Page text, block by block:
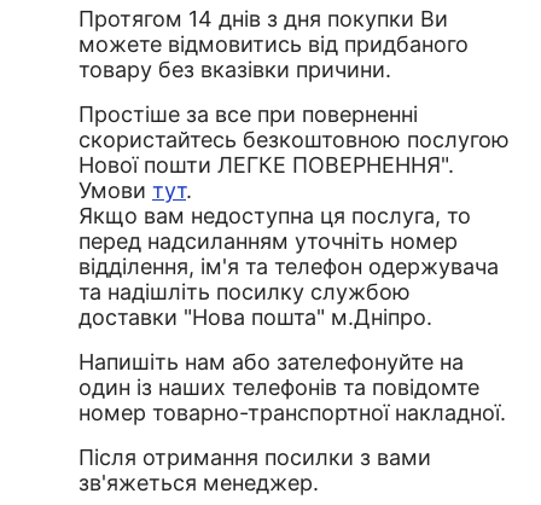
Протягом 14 днів з дня покупки Ви
можете відмовитись від придбаного
товару без вказівки причини.
Простіше за все при поверненні
скористайтесь безкоштовною послугою
Нової пошти ЛЕГКЕ ПОВЕРНЕННЯ".
Умови тут.
Якщо вам недоступна ця послуга, то
перед надсиланням уточніть номер
відділення, ім'я та телефон одержувача
та надішліть посилку службою
доставки "Нова пошта" м.Дніпро.
Напишіть нам або зателефонуйте на
один із наших телефонів та повідомте
номер товарно-транспортної накладної.
Після отримання посилки з вами
зв'яжеться менеджер.